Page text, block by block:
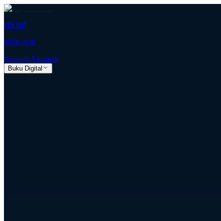
HKBP
hkbp.or.id
BerandaAlmanak
Buku Digital